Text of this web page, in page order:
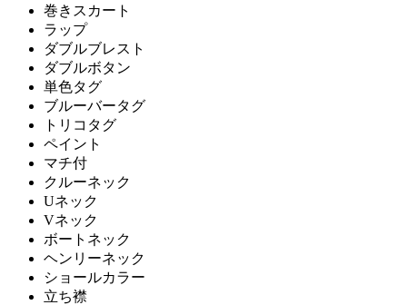
巻きスカート
ラップ
ダブルブレスト
ダブルボタン
単色タグ
ブルーバータグ
トリコタグ
ペイント
マチ付
クルーネック
Uネック
Vネック
ボートネック
ヘンリーネック
ショールカラー
立ち襟